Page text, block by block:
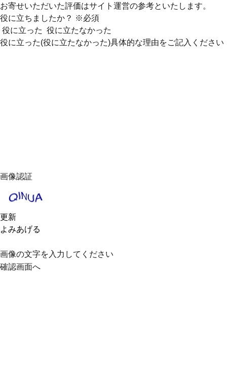
お寄せいただいた評価はサイト運営の参考といたします。
役に立ちましたか？ ※必須
役に立った 役に立たなかった
役に立った(役に立たなかった)具体的な理由をご記入ください
画像認証
更新
よみあげる
画像の文字を入力してください